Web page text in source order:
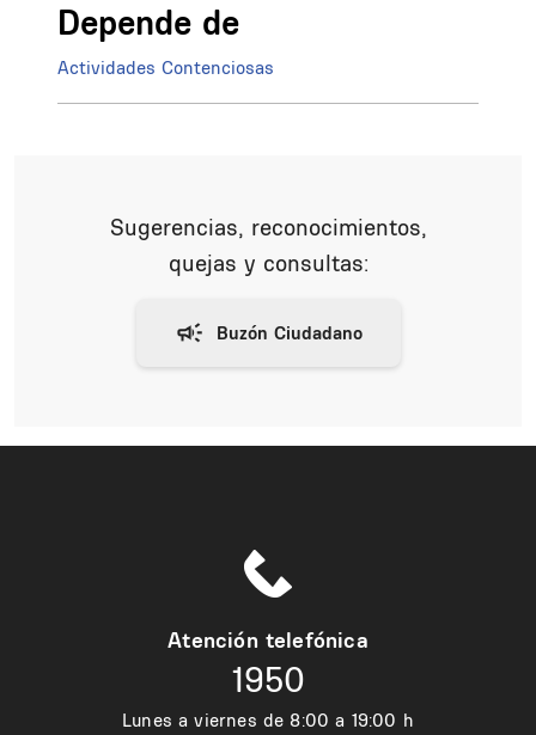
Depende de
Actividades Contenciosas
Sugerencias, reconocimientos,
quejas y consultas:
Atención telefónica
1950
Lunes a viernes de 8:00 a 19:00 h